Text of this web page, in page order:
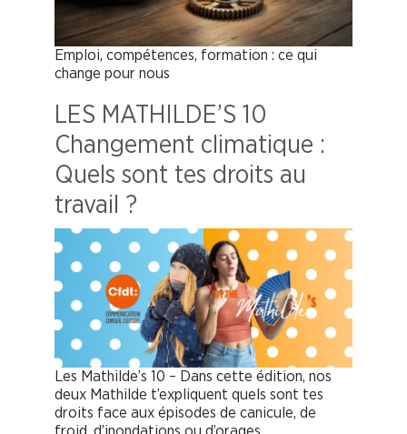
Emploi, compétences, formation : ce qui
change pour nous
LES MATHILDE’S 10
Changement climatique :
Quels sont tes droits au
travail ?
Les Mathilde’s 10 – Dans cette édition, nos
deux Mathilde t’expliquent quels sont tes
droits face aux épisodes de canicule, de